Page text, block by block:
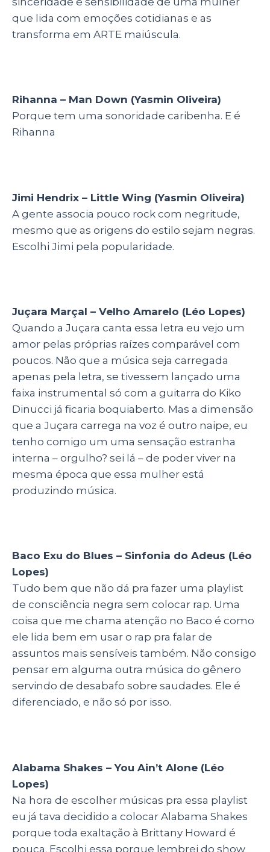
que lida com emoções cotidianas e as
transforma em ARTE maiúscula.
Rihanna – Man Down (Yasmin Oliveira)
Porque tem uma sonoridade caribenha. E é
Rihanna
Jimi Hendrix – Little Wing (Yasmin Oliveira)
A gente associa pouco rock com negritude,
mesmo que as origens do estilo sejam negras.
Escolhi Jimi pela popularidade.
Juçara Marçal – Velho Amarelo (Léo Lopes)
Quando a Juçara canta essa letra eu vejo um
amor pelas próprias raízes comparável com
poucos. Não que a música seja carregada
apenas pela letra, se tivessem lançado uma
faixa instrumental só com a guitarra do Kiko
Dinucci já ficaria boquiaberto. Mas a dimensão
que a Juçara carrega na voz é outro naipe, eu
tenho comigo um uma sensação estranha
interna – orgulho? sei lá – de poder viver na
mesma época que essa mulher está
produzindo música.
Baco Exu do Blues – Sinfonia do Adeus (Léo
Lopes)
Tudo bem que não dá pra fazer uma playlist
de consciência negra sem colocar rap. Uma
coisa que me chama atenção no Baco é como
ele lida bem em usar o rap pra falar de
assuntos mais sensíveis também. Não consigo
pensar em alguma outra música do gênero
servindo de desabafo sobre saudades. Ele é
diferenciado, e não só por isso.
Alabama Shakes – You Ain’t Alone (Léo
Lopes)
Na hora de escolher músicas pra essa playlist
eu já tava decidido a colocar Alabama Shakes
porque toda exaltação à Brittany Howard é
pouca. Escolhi essa porque lembrei do show